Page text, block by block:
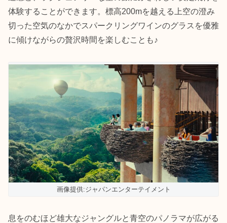
体験することができます。標高200mを越える上空の澄み
切った空気のなかでスパークリングワインのグラスを優雅
に傾けながらの贅沢時間を楽しむことも♪
画像提供:ジャパンエンターテイメント
息をのむほど雄大なジャングルと青空のパノラマが広がる